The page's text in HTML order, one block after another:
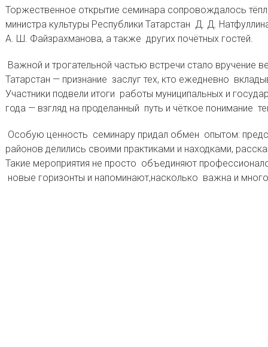
Торжественное открытие семинара сопровождалось
министра культуры Республики Татарстан Д. Д.
А. Ш. Файзрахманова, а также других почётных гостей.
Важной и трогательной частью встречи стало вручение
Татарстан — признание заслуг тех, кто ежедневно
Участники подвели итоги работы муниципальных и
года — взгляд на проделанный путь и чёткое понимание
Особую ценность семинару придал обмен опытом:
районов делились своими практиками и находками,
Такие мероприятия не просто объединяют
новые горизонты и напоминают,насколько важна и